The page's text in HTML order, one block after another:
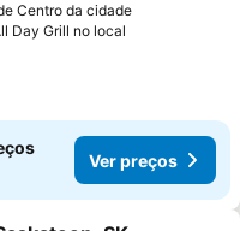
Centro da cidade
Day Grill no local
Ver preços